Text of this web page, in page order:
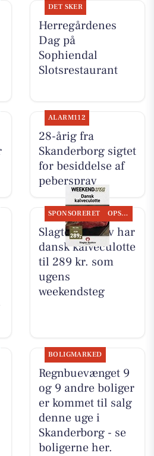
DET SKER
Herregårdenes
Dag på
Sophiendal
Slotsrestaurant
ALARM112
28-årig fra
Skanderborg sigtet
for besiddelse af
peberspray
SPONSORERET OPSLAGSTAVLEN
Slagter Byskov har
dansk kalveculotte
til 289 kr. som
ugens
weekendsteg
BOLIGMARKED
Regnbuevænget 9
og 9 andre boliger
er kommet til salg
denne uge i
Skanderborg - se
boligerne her.